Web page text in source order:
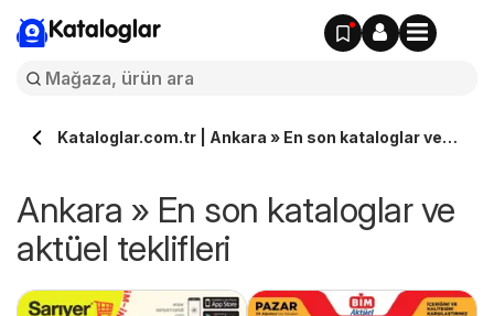
Kataloglar
Kataloglar.com.tr | Ankara » En son kataloglar ve
Ankara » En son kataloglar ve
aktüel teklifleri